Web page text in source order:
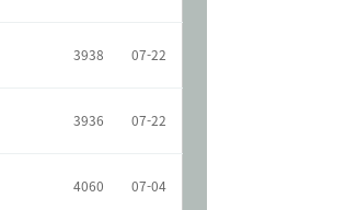
3938 07-22
3936 07-22
4060 07-04